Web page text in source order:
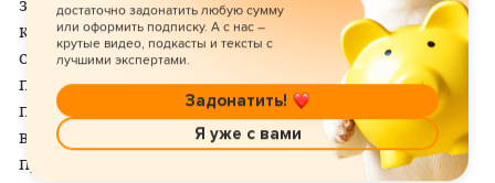
замечают вас и ваши потребности, игнорируют,
контролируют, манипулируют (все это как раз
относится к так называемому токсичному
поведению в отношениях), самое важное –
понимать себя, свои потребности, границы и
выстраивать их в зависимости от того, что
происходит.
достаточно задонатить любую сумму
или оформить подписку. А с нас –
крутые видео, подкасты и тексты с
лучшими экспертами.
Задонатить!
Я уже с вами